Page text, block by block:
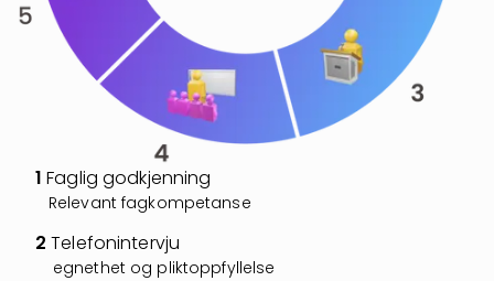
1 Faglig godkjenning
Relevant fagkompetanse
2 Telefonintervju
egnethet og pliktoppfyllelse